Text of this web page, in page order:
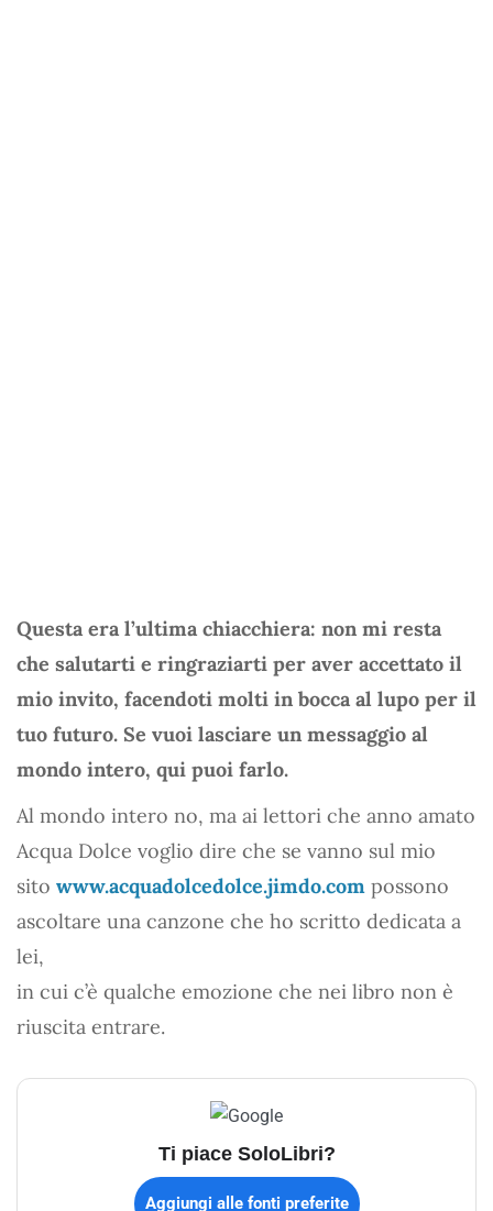
Questa era l’ultima chiacchiera: non mi resta
che salutarti e ringraziarti per aver accettato il
mio invito, facendoti molti in bocca al lupo per il
tuo futuro. Se vuoi lasciare un messaggio al
mondo intero, qui puoi farlo.
Al mondo intero no, ma ai lettori che anno amato
Acqua Dolce voglio dire che se vanno sul mio
sito www.acquadolcedolce.jimdo.com possono
ascoltare una canzone che ho scritto dedicata a
lei,
in cui c’è qualche emozione che nei libro non è
riuscita entrare.
Ti piace SoloLibri?
Aggiungi alle fonti preferite